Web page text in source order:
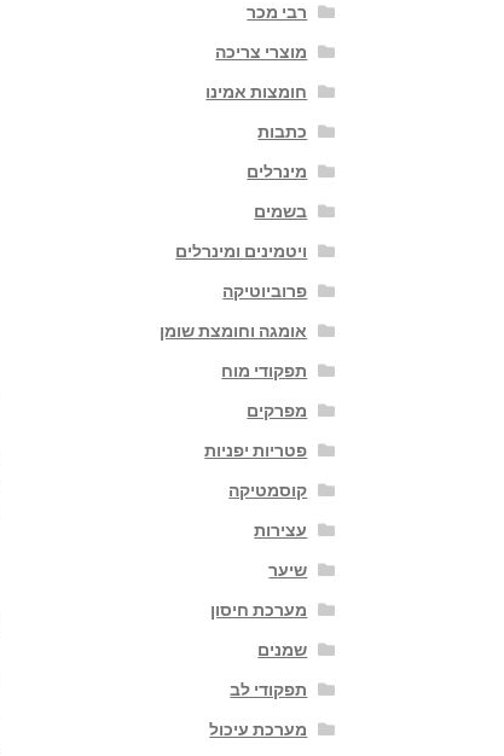
רבי מכר
מוצרי צריכה
חומצות אמינו
כתבות
מינרלים
בשמים
ויטמינים ומינרלים
פרוביוטיקה
אומגה וחומצת שומן
תפקודי מוח
מפרקים
פטריות יפניות
קוסמטיקה
עצירות
שיער
מערכת חיסון
שמנים
תפקודי לב
מערכת עיכול